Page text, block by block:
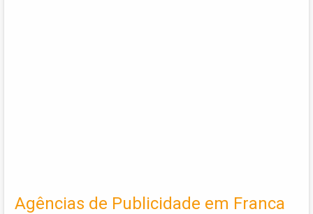
Agências de Publicidade em Franca